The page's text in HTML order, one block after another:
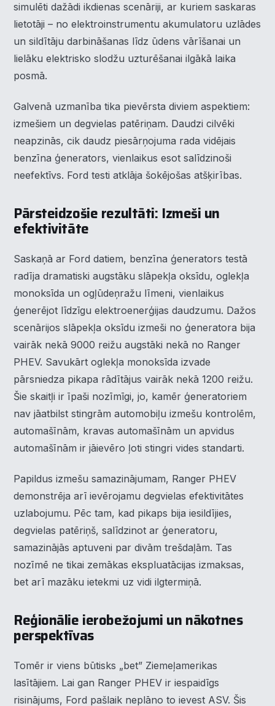
simulēti dažādi ikdienas scenāriji, ar kuriem saskaras
lietotāji – no elektroinstrumentu akumulatoru uzlādes
un sildītāju darbināšanas līdz ūdens vārīšanai un
lielāku elektrisko slodžu uzturēšanai ilgākā laika
posmā.
Galvenā uzmanība tika pievērsta diviem aspektiem:
izmešiem un degvielas patēriņam. Daudzi cilvēki
neapzinās, cik daudz piesārņojuma rada vidējais
benzīna ģenerators, vienlaikus esot salīdzinoši
neefektīvs. Ford testi atklāja šokējošas atšķirības.
Pārsteidzošie rezultāti: Izmeši un
efektivitāte
Saskaņā ar Ford datiem, benzīna ģenerators testā
radīja dramatiski augstāku slāpekļa oksīdu, oglekļa
monoksīda un ogļūdeņražu līmeni, vienlaikus
ģenerējot līdzīgu elektroenerģijas daudzumu. Dažos
scenārijos slāpekļa oksīdu izmeši no ģeneratora bija
vairāk nekā 9000 reižu augstāki nekā no Ranger
PHEV. Savukārt oglekļa monoksīda izvade
pārsniedza pikapa rādītājus vairāk nekā 1200 reižu.
Šie skaitļi ir īpaši nozīmīgi, jo, kamēr ģeneratoriem
nav jāatbilst stingrām automobiļu izmešu kontrolēm,
automašīnām, kravas automašīnām un apvidus
automašīnām ir jāievēro ļoti stingri vides standarti.
Papildus izmešu samazinājumam, Ranger PHEV
demonstrēja arī ievērojamu degvielas efektivitātes
uzlabojumu. Pēc tam, kad pikaps bija iesildījies,
degvielas patēriņš, salīdzinot ar ģeneratoru,
samazinājās aptuveni par divām trešdaļām. Tas
nozīmē ne tikai zemākas ekspluatācijas izmaksas,
bet arī mazāku ietekmi uz vidi ilgtermiņā.
Reģionālie ierobežojumi un nākotnes
perspektīvas
Tomēr ir viens būtisks „bet” Ziemeļamerikas
lasītājiem. Lai gan Ranger PHEV ir iespaidīgs
risinājums, Ford pašlaik neplāno to ievest ASV. Šis
Piekrišanas preferences